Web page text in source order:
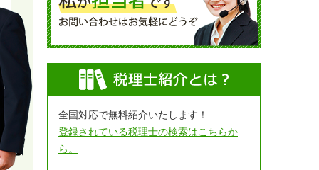
全国対応で無料紹介いたします！
登録されている税理士の検索はこちらか
ら。